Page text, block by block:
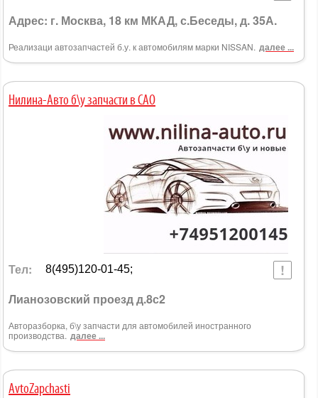
Адрес: г. Москва, 18 км МКАД, с.Беседы, д. 35А.
Реализаци автозапчастей б.у. к автомобилям марки NISSAN. далее ...
Нилина-Авто б\у запчасти в САО
Тел: 8(495)120-01-45;
Лианозовский проезд д.8с2
Авторазборка, б\у запчасти для автомобилей иностранного
производства. далее ...
AvtoZapchasti